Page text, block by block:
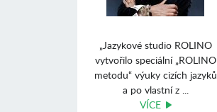
„Jazykové studio ROLINO
vytvořilo speciální „ROLINO
metodu“ výuky cizích jazyků
a po vlastní z ...
VÍCE